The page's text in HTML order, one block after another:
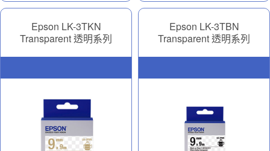
Epson LK-3TKN
Transparent 透明系列
Epson LK-3TBN
Transparent 透明系列